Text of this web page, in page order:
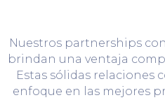
Nuestros partnerships
brindan una ventaja
Estas sólidas
enfoque en las mejores